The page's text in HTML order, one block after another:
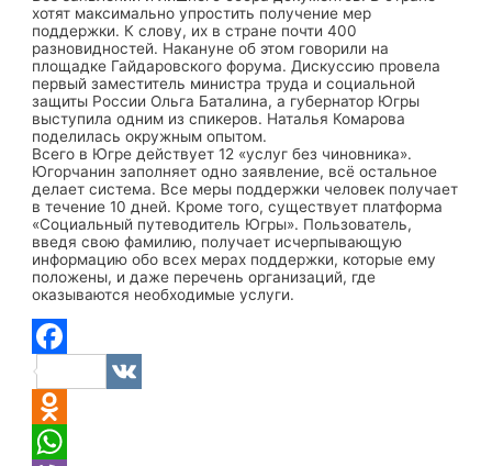
хотят максимально упростить получение мер
поддержки. К слову, их в стране почти 400
разновидностей. Накануне об этом говорили на
площадке Гайдаровского форума. Дискуссию провела
первый заместитель министра труда и социальной
защиты России Ольга Баталина, а губернатор Югры
выступила одним из спикеров. Наталья Комарова
поделилась окружным опытом.
Всего в Югре действует 12 «услуг без чиновника».
Югорчанин заполняет одно заявление, всё остальное
делает система. Все меры поддержки человек получает
в течение 10 дней. Кроме того, существует платформа
«Социальный путеводитель Югры». Пользователь,
введя свою фамилию, получает исчерпывающую
информацию обо всех мерах поддержки, которые ему
положены, и даже перечень организаций, где
оказываются необходимые услуги.
Facebook
VK
Odnoklassniki